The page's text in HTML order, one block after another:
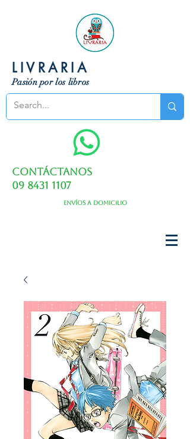
LIVRARIA
Pasión por los libros
Contáctanos
09 8431 1107
Envíos a domicilio